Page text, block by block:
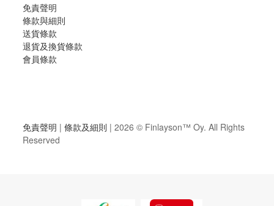
免責聲明
條款與細則
送貨條款
退貨及換貨條款
會員條款
免責聲明 | 條款及細則 | 2026 © Finlayson™ Oy. All Rights
Reserved